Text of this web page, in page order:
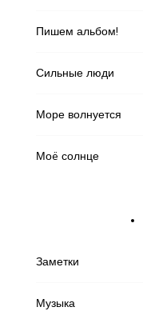
Пишем альбом!
Сильные люди
Море волнуется
Моë солнце
Заметки
Музыка